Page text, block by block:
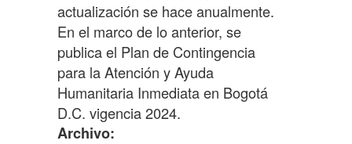
actualización se hace anualmente.
En el marco de lo anterior, se
publica el Plan de Contingencia
para la Atención y Ayuda
Humanitaria Inmediata en Bogotá
D.C. vigencia 2024.
Archivo